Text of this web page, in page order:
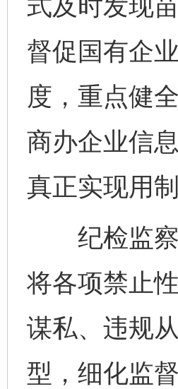
式及时发现
督促国有企
度，重点健
商办企业信
真正实现用
纪检监察
将各项禁止
谋私、违规
型，细化监